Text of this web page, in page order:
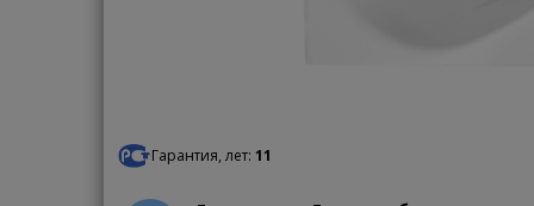
Гарантия, лет: 11